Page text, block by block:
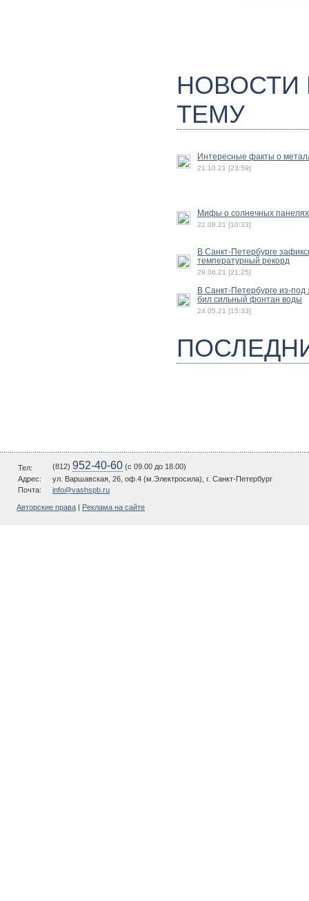
ТЕМУ
Интересные факты о
21.10.21 [23:59]
Мифы о солнечных панелях
22.08.21 [10:33]
В Санкт-Петербурге
температурный рекорд
29.06.21 [21:25]
В Санкт-Петербурге из-под
бил сильный фонтан воды
24.05.21 [15:33]
Тел: (812) 952-40-60 (c 09.00 до 18.00)
Адрес:
ул. Варшавская, 26, оф.4 (м.Электросила), г. Санкт-Петербург
Почта:
info@vashspb.ru
Авторские права Реклама на сайте